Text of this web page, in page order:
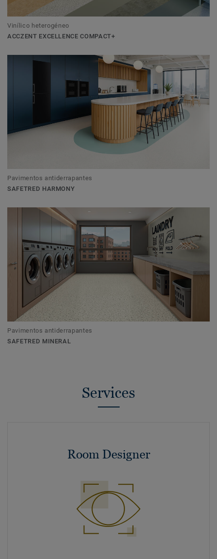
Vinílico heterogéneo
ACCZENT EXCELLENCE COMPACT+
Pavimentos antiderrapantes
SAFETRED HARMONY
Pavimentos antiderrapantes
SAFETRED MINERAL
Services
Room Designer